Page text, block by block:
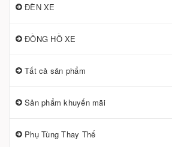
ĐÈN XE
ĐỒNG HỒ XE
Tất cả sản phẩm
Sản phẩm khuyến mãi
Phụ Tùng Thay Thế